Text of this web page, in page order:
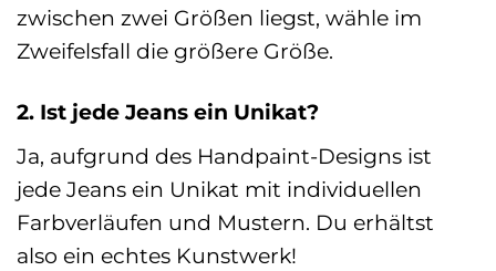
zwischen zwei Größen liegst, wähle im
Zweifelsfall die größere Größe.
2. Ist jede Jeans ein Unikat?
Ja, aufgrund des Handpaint-Designs ist
jede Jeans ein Unikat mit individuellen
Farbverläufen und Mustern. Du erhältst
also ein echtes Kunstwerk!